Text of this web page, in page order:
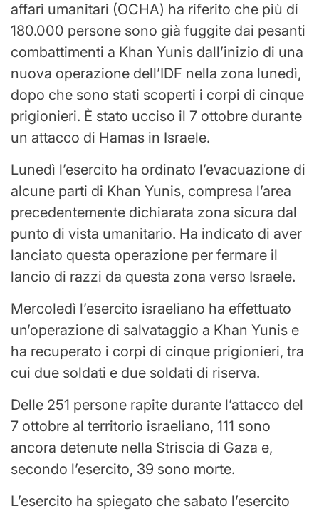
affari umanitari (OCHA) ha riferito che più di
180.000 persone sono già fuggite dai pesanti
combattimenti a Khan Yunis dall’inizio di una
nuova operazione dell’IDF nella zona lunedì,
dopo che sono stati scoperti i corpi di cinque
prigionieri. È stato ucciso il 7 ottobre durante
un attacco di Hamas in Israele.
Lunedì l’esercito ha ordinato l’evacuazione di
alcune parti di Khan Yunis, compresa l’area
precedentemente dichiarata zona sicura dal
punto di vista umanitario. Ha indicato di aver
lanciato questa operazione per fermare il
lancio di razzi da questa zona verso Israele.
Mercoledì l’esercito israeliano ha effettuato
un’operazione di salvataggio a Khan Yunis e
ha recuperato i corpi di cinque prigionieri, tra
cui due soldati e due soldati di riserva.
Delle 251 persone rapite durante l’attacco del
7 ottobre al territorio israeliano, 111 sono
ancora detenute nella Striscia di Gaza e,
secondo l’esercito, 39 sono morte.
L’esercito ha spiegato che sabato l’esercito